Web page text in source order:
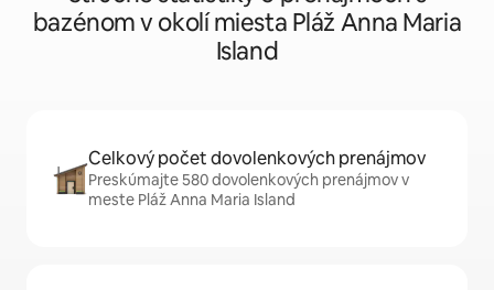
bazénom v okolí miesta Pláž Anna Maria
Island
Celkový počet dovolenkových prenájmov
Preskúmajte 580 dovolenkových prenájmov v
meste Pláž Anna Maria Island